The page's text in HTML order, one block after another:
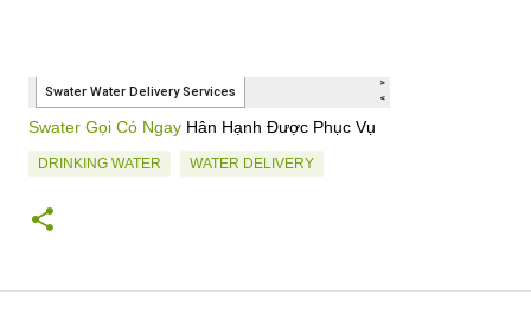
Swater Gọi Có Ngay Hân Hạnh Được Phục Vụ
DRINKING WATER WATER DELIVERY